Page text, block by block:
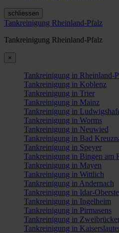
schliessen
Tankreinigung Rheinland-Pfalz
Tankreinigung Rheinland-Pfalz
×
Tankreinigung in Rheinland-
Tankreinigung in Koblenz
Tankreinigung in Trier
Tankreinigung in Mainz
Tankreinigung in
Tankreinigung in Worms
Tankreinigung in Neuwied
Tankreinigung in Bad
Tankreinigung in Speyer
Tankreinigung in Bingen am
Tankreinigung in Mayen
Tankreinigung in Wittlich
Tankreinigung in Andernach
Tankreinigung in Idar-
Tankreinigung in Ingelheim
Tankreinigung in Pirmasens
Tankreinigung in
Tankreinigung in